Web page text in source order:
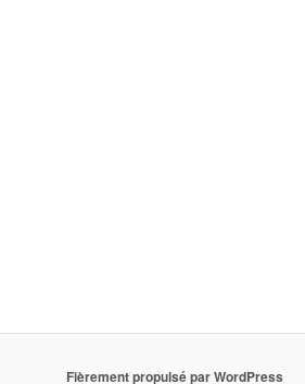
Fièrement propulsé par WordPress